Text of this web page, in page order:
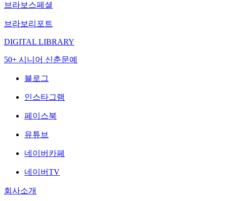
브라보스페셜
브라보리포트
DIGITAL LIBRARY
50+ 시니어 신춘문예
블로그
인스타그램
페이스북
유튜브
네이버카페
네이버TV
회사소개